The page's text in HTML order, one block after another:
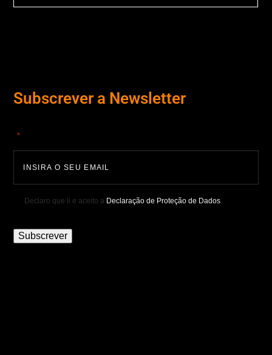
Subscrever a Newsletter
"*
Declaro que li e aceito a Declaração de Proteção de Dados.
Subscrever